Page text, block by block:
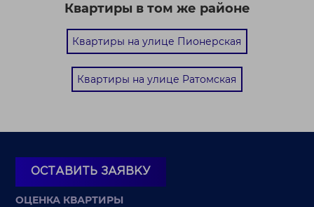
Квартиры в том же районе
Квартиры на улице Пионерская
Квартиры на улице Ратомская
ОСТАВИТЬ ЗАЯВКУ
ОЦЕНКА КВАРТИРЫ